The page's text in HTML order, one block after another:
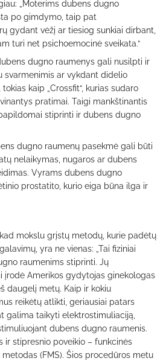
„Moterims dubens dugno
po gimdymo, taip pat
gydant vėžį ar tiesiog sunkiai dirbant,
turi net psichoemocinė sveikata.“
dugno raumenys gali nusilpti ir
svarmenimis ar vykdant didelio
kaip „Crossfit“, kurias sudaro
pratimai. Taigi mankštinantis
stiprinti ir dubens dugno
dugno raumenų pasekmė gali būti
nelaikymas, nugaros ar dubens
Vyrams dubens dugno
prostatito, kurio eiga būna ilga ir
mokslu grįstų metodų, kurie padėtų
yra ne vienas: „Tai fiziniai
raumenims stiprinti. Jų
įrodė Amerikos gydytojas ginekologas
daugelį metų. Kaip ir kokiu
reikėtų atlikti, geriausiai patars
galima taikyti elektrostimuliaciją,
dubens dugno raumenis.
ir stipresnio poveikio – funkcinės
(FMS). Šios procedūros metu